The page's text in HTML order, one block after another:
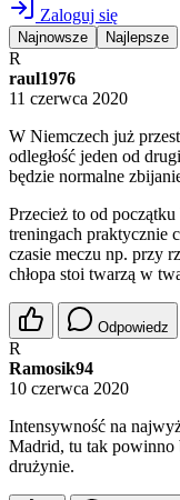
Zaloguj się
Najnowsze Najlepsze
R
raul1976
11 czerwca 2020
W Niemczech już
odległość jeden od
będzie normalne
Przecież to od
treningach praktycznie
czasie meczu np. przy
chłopa stoi twarzą w
Odpowiedz
R
Ramosik94
10 czerwca 2020
Intensywność na
Madrid, tu tak powinno
drużynie.